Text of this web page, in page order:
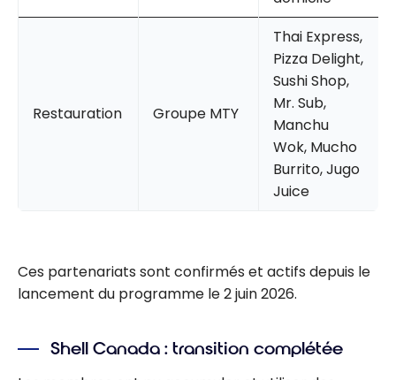
Restauration Groupe MTY
Thai Express,
Pizza Delight,
Sushi Shop,
Mr. Sub,
Manchu
Wok, Mucho
Burrito, Jugo
Juice
Ces partenariats sont confirmés et actifs depuis le
lancement du programme le 2 juin 2026.
Shell Canada : transition complétée